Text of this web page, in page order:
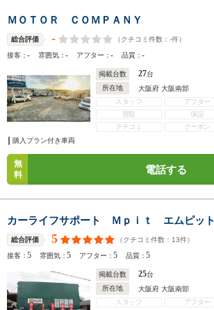
ＭＯＴＯＲ ＣＯＭＰＡＮＹ
総合評価 - （クチコミ件数： -件）
接客：- 雰囲気：- アフター：- 品質：-
掲載台数 27台
所在地
大阪府 大阪南部
スタッフ
アフター
買取
保証
クチコミ
クーポン
購入プラン付き車両
無
料
電話する
カーライフサポート Ｍｐｉｔ エムピット
総合評価 5 （クチコミ件数： 13件）
接客：5 雰囲気：5 アフター：5 品質：5
掲載台数 25台
所在地
大阪府 大阪南部
スタッフ
アフター